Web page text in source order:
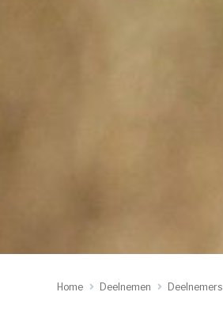
Home Deelnemen Deelnemers